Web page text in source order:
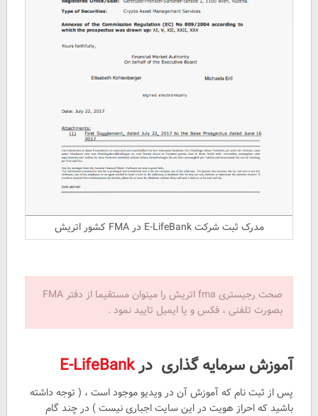
مدرک ثبت شرکت E-LifeBank در FMA کشور اتریش
صحت رجیستری fma اتریش را میتوان مستقیما از دفتر FMA
بصورت تلفنی ، فکس و یا ایمیل تایید نمود .
آموزش سرمایه گذاری درE-LifeBank
پس از ثبت نام که آموزش آن در ویدیو موجود است ، ( توجه داشته
باشید که احراز هویت در این سایت اجباری نیست ) در چند گام